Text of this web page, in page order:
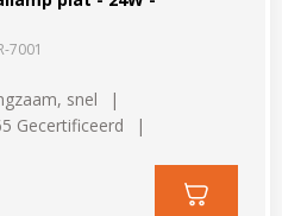
7001
snel
Gecertificeerd